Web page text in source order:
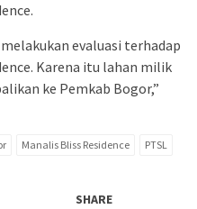
evaluasi terhadap
Karena itu lahan milik
ke Pemkab Bogor,”
Manalis Bliss Residence
PTSL
SHARE